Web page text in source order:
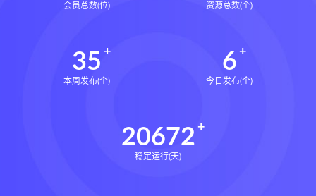
会员总数(位) 资源总数(个)
35
本周发布(个)
6
今日发布(个)
20672
稳定运行(天)